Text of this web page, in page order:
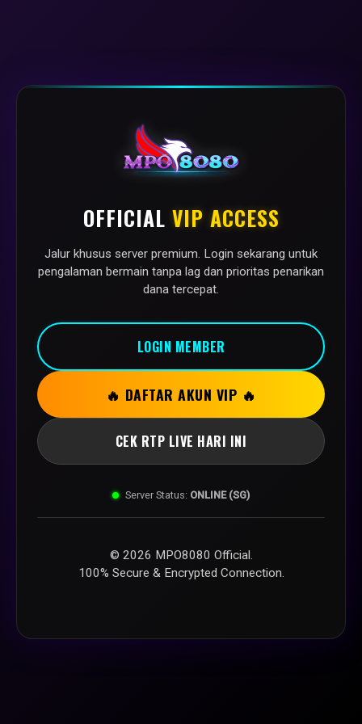
OFFICIAL VIP ACCESS
Jalur khusus server premium. Login sekarang untuk
pengalaman bermain tanpa lag dan prioritas penarikan
dana tercepat.
LOGIN MEMBER
🔥 DAFTAR AKUN VIP 🔥
CEK RTP LIVE HARI INI
Server Status: ONLINE (SG)
© 2026 MPO8080 Official.
100% Secure & Encrypted Connection.